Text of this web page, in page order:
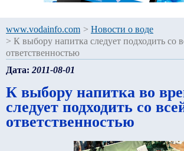
www.vodainfo.com > Новости о воде
> К выбору напитка следует подходить со
ответственностью
Дата: 2011-08-01
К выбору напитка во
следует подходить со
ответственностью